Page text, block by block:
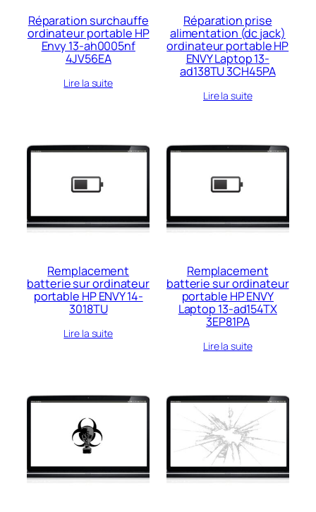
Réparation surchauffe
ordinateur portable HP
Envy 13-ah0005nf
4JV56EA
Lire la suite
Réparation prise
alimentation (dc jack)
ordinateur portable HP
ENVY Laptop 13-
ad138TU 3CH45PA
Lire la suite
Remplacement
batterie sur ordinateur
portable HP ENVY 14-
3018TU
Lire la suite
Remplacement
batterie sur ordinateur
portable HP ENVY
Laptop 13-ad154TX
3EP81PA
Lire la suite